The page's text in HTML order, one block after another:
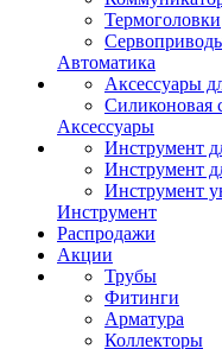
Термоголовки
Автоматика
Аксессуары
Силиконовая
Аксессуары
Инструмент
Инструмент
Инструмент
Инструмент
Распродажи
Акции
Трубы
Фитинги
Арматура
Коллекторы